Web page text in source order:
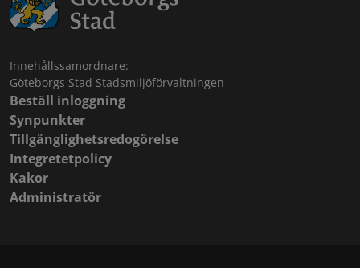
Innehållssamordnare:
Göteborgs Stad Stadsmiljöförvaltningen
Beställ inloggning
Synpunkter
Tillgänglighetsredogörelse
Integretetpolicy
Kakor
Administratör